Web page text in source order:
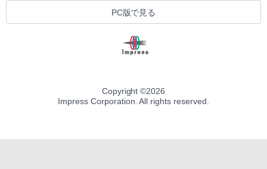
PC版で見る
Copyright ©2026
Impress Corporation. All rights reserved.